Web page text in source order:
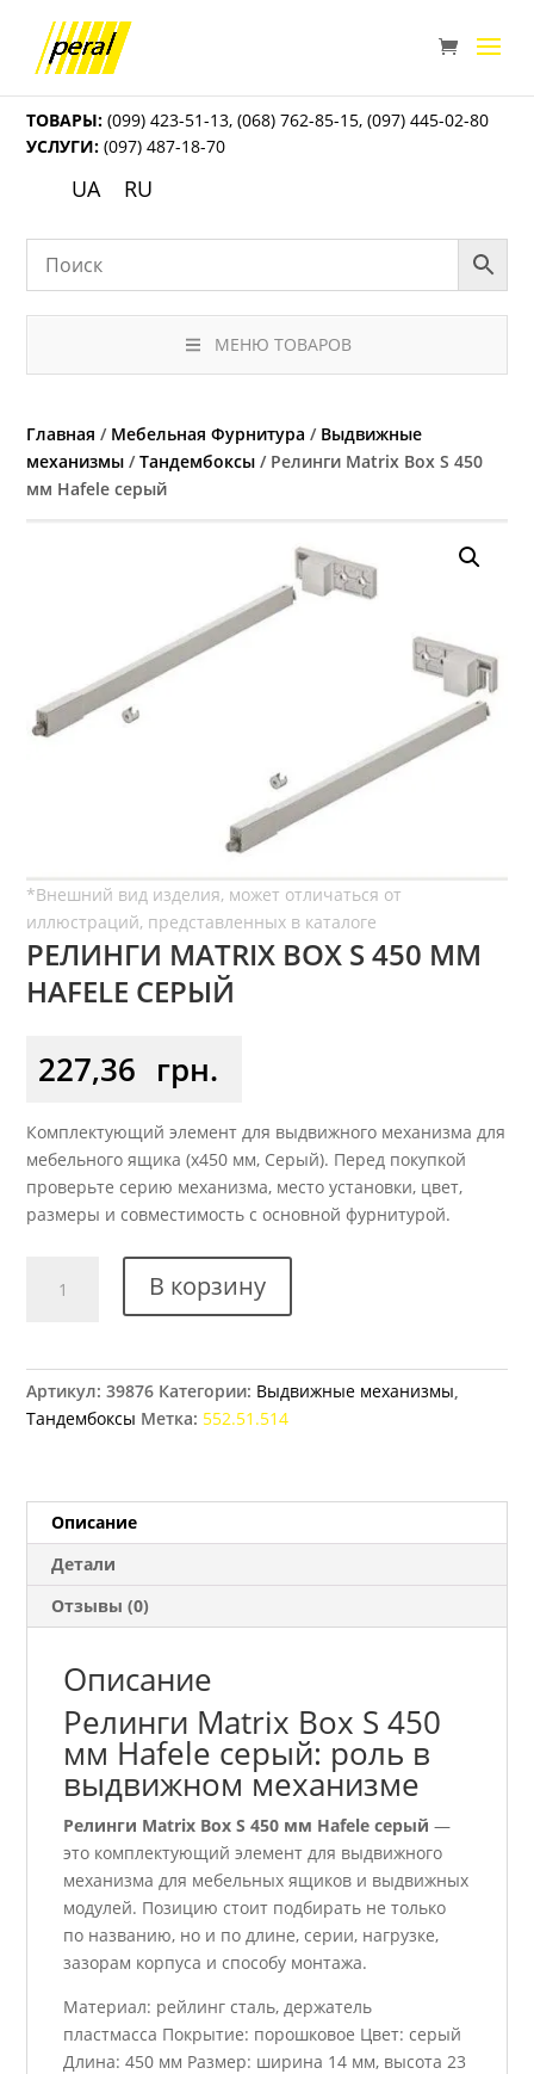
ТОВАРЫ: (099) 423-51-13,(068) 762-85-15,(097) 445-02-80
УСЛУГИ: (097) 487-18-70
UA RU
МЕНЮ ТОВАРОВ
Главная / Мебельная Фурнитура / Выдвижные
механизмы /Тандембоксы / Релинги Matrix Box S 450
мм Hafele серый
РЕЛИНГИ MATRIX BOX S 450 ММ
HAFELE СЕРЫЙ
227,36 грн.
Комплектующий элемент для выдвижного механизма для
мебельного ящика (x450 мм, Серый). Перед покупкой
проверьте серию механизма, место установки, цвет,
размеры и совместимость с основной фурнитурой.
товара
серый
В корзину
Артикул:39876 Категории: Выдвижные механизмы
Тандембоксы Метка: 552.51.514
Описание
Детали
Отзывы (0)
Описание
Релинги Matrix Box S 450
мм Hafele серый: роль в
выдвижном механизме
Релинги Matrix Box S 450 мм Hafele серый —
это комплектующий элемент для выдвижного
механизма для мебельных ящиков и выдвижных
модулей. Позицию стоит подбирать не только
по названию, но и по длине, серии, нагрузке,
зазорам корпуса и способу монтажа.
Материал: рейлинг сталь, держатель
пластмасса Покрытие: порошковое Цвет: серый
Длина: 450 мм Размер: ширина 14 мм, высота 23